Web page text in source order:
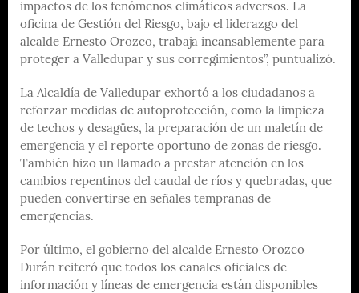
impactos de los fenómenos climáticos adversos. La
oficina de Gestión del Riesgo, bajo el liderazgo del
alcalde Ernesto Orozco, trabaja incansablemente para
proteger a Valledupar y sus corregimientos”, puntualizó.
La Alcaldía de Valledupar exhortó a los ciudadanos a
reforzar medidas de autoprotección, como la limpieza
de techos y desagües, la preparación de un maletín de
emergencia y el reporte oportuno de zonas de riesgo.
También hizo un llamado a prestar atención en los
cambios repentinos del caudal de ríos y quebradas, que
pueden convertirse en señales tempranas de
emergencias.
Por último, el gobierno del alcalde Ernesto Orozco
Durán reiteró que todos los canales oficiales de
información y líneas de emergencia están disponibles